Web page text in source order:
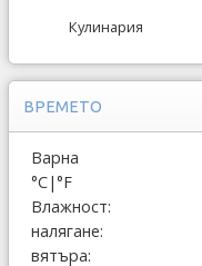
Кулинария
ВРЕМЕТО
Варна
°C|°F
Влажност:
налягане:
вятъра: